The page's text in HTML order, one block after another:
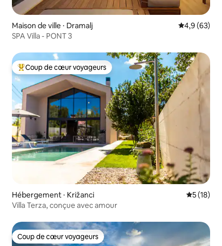
Maison de ville ⋅ Dramalj Évaluation
4,9 (63)
SPA Villa - PONT 3
Coups de cœur voyageurs les plus appréciés
Coup de cœur voyageurs
Hébergement ⋅ Križanci
5 (18)
Villa Terza, conçue avec amour
Coup de cœur voyageurs
Coup de cœur voyageurs